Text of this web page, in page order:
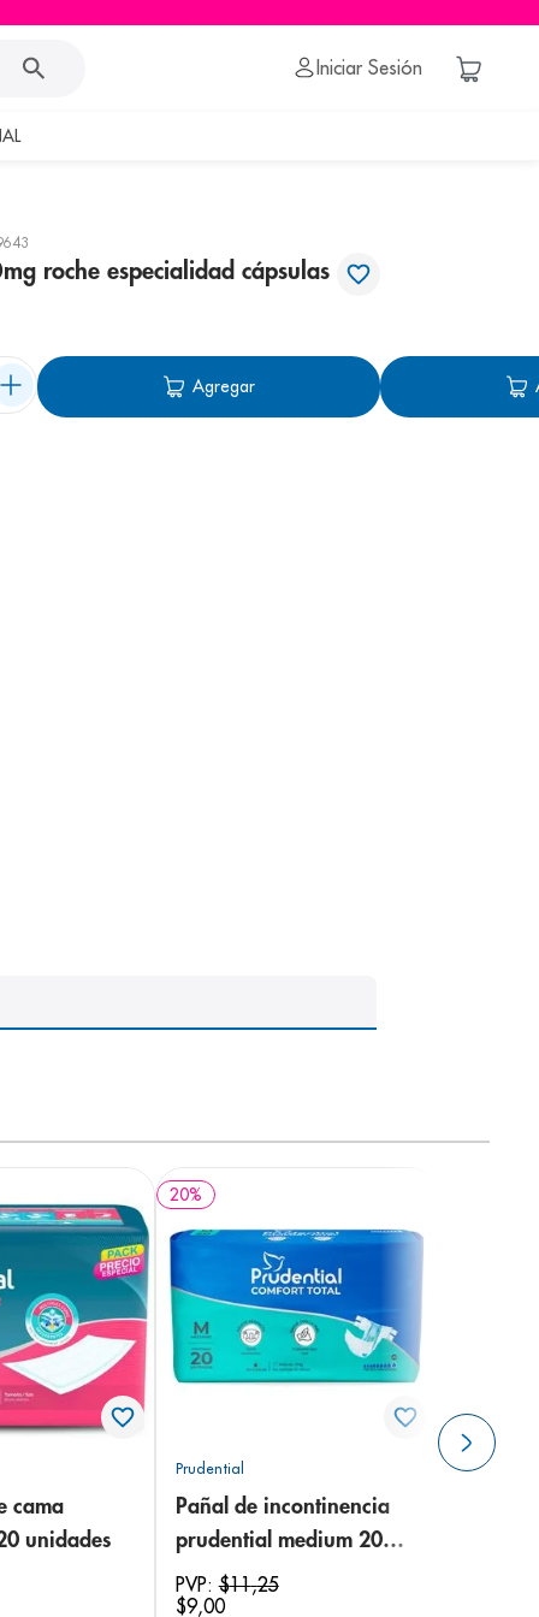
Iniciar Sesión
roche especialidad cápsulas
Agregar
cama
unidades
20%
Prudential
Pañal de incontinencia
prudential medium 20
unidades
PVP:$11,25
$9,00